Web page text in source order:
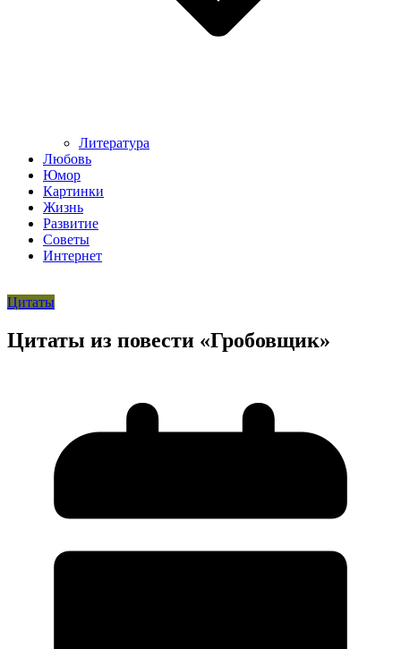
Литература
Любовь
Юмор
Картинки
Жизнь
Развитие
Советы
Интернет
Цитаты
Цитаты из повести «Гробовщик»